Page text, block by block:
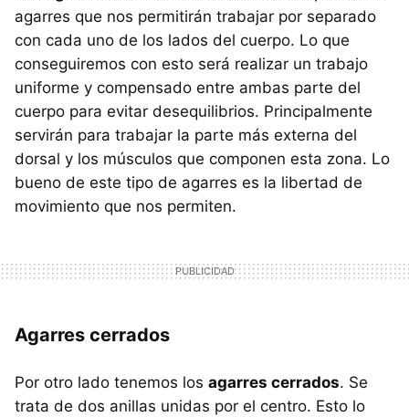
agarres que nos permitirán trabajar por separado
con cada uno de los lados del cuerpo. Lo que
conseguiremos con esto será realizar un trabajo
uniforme y compensado entre ambas parte del
cuerpo para evitar desequilibrios. Principalmente
servirán para trabajar la parte más externa del
dorsal y los músculos que componen esta zona. Lo
bueno de este tipo de agarres es la libertad de
movimiento que nos permiten.
Agarres cerrados
Por otro lado tenemos los agarres cerrados. Se
trata de dos anillas unidas por el centro. Esto lo